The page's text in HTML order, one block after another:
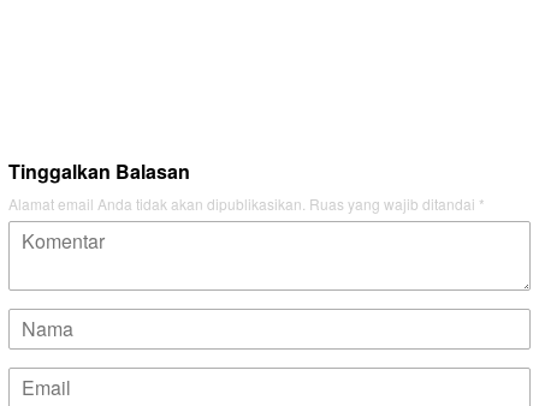
Tinggalkan Balasan
Alamat email Anda tidak akan dipublikasikan. Ruas yang wajib ditandai *